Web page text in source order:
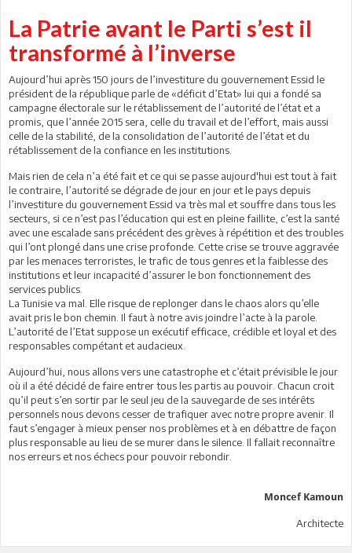
La Patrie avant le Parti s’est il
transformé à l’inverse
Aujourd’hui après 150 jours de l’investiture du gouvernement Essid le
président de la république parle de «déficit d’Etat» lui qui a fondé sa
campagne électorale sur le rétablissement de l’autorité de l’état et a
promis, que l’année 2015 sera, celle du travail et de l’effort, mais aussi
celle de la stabilité, de la consolidation de l’autorité de l’état et du
rétablissement de la confiance en les institutions.
Mais rien de cela n’a été fait et ce qui se passe aujourd'hui est tout à fait
le contraire, l’autorité se dégrade de jour en jour et le pays depuis
l’investiture du gouvernement Essid va très mal et souffre dans tous les
secteurs, si ce n’est pas l’éducation qui est en pleine faillite, c’est la santé
avec une escalade sans précédent des grèves à répétition et des troubles
qui l’ont plongé dans une crise profonde. Cette crise se trouve aggravée
par les menaces terroristes, le trafic de tous genres et la faiblesse des
institutions et leur incapacité d’assurer le bon fonctionnement des
services publics.
La Tunisie va mal. Elle risque de replonger dans le chaos alors qu’elle
avait pris le bon chemin. Il faut à notre avis joindre l’acte à la parole.
L’autorité de l’Etat suppose un exécutif efficace, crédible et loyal et des
responsables compétant et audacieux.
Aujourd’hui, nous allons vers une catastrophe et c’était prévisible le jour
où il a été décidé de faire entrer tous les partis au pouvoir. Chacun croit
qu’il peut s’en sortir par le seul jeu de la sauvegarde de ses intérêts
personnels nous devons cesser de trafiquer avec notre propre avenir. Il
faut s’engager à mieux penser nos problèmes et à en débattre de façon
plus responsable au lieu de se murer dans le silence. Il fallait reconnaître
nos erreurs et nos échecs pour pouvoir rebondir.
Moncef Kamoun
Architecte